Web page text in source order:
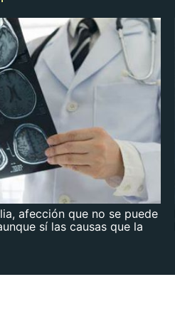
afección que no se puede
sí las causas que la